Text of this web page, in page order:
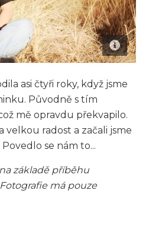
asi čtyři roky, když jsme
Původně s tím
mě opravdu překvapilo.
velkou radost a začali jsme
se nám to...
základě příběhu
má pouze